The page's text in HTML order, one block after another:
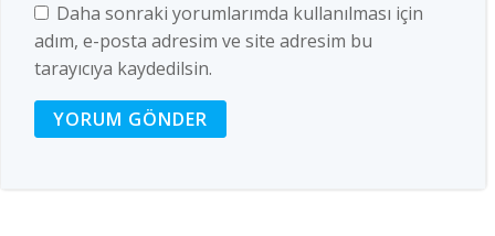
Daha sonraki yorumlarımda kullanılması için
adım, e-posta adresim ve site adresim bu
tarayıcıya kaydedilsin.